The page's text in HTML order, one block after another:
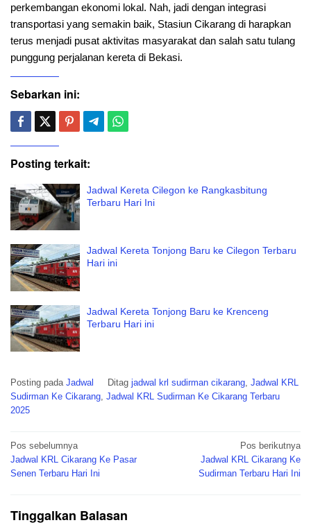
perkembangan ekonomi lokal. Nah, jadi dengan integrasi
transportasi yang semakin baik, Stasiun Cikarang di harapkan
terus menjadi pusat aktivitas masyarakat dan salah satu tulang
punggung perjalanan kereta di Bekasi.
Sebarkan ini:
Posting terkait:
Jadwal Kereta Cilegon ke Rangkasbitung
Terbaru Hari Ini
Jadwal Kereta Tonjong Baru ke Cilegon Terbaru
Hari ini
Jadwal Kereta Tonjong Baru ke Krenceng
Terbaru Hari ini
Posting pada Jadwal Ditag jadwal krl sudirman cikarang, Jadwal KRL
Sudirman Ke Cikarang, Jadwal KRL Sudirman Ke Cikarang Terbaru
2025
Navigasi
pos
Pos sebelumnya
Jadwal KRL Cikarang Ke Pasar
Senen Terbaru Hari Ini
Pos berikutnya
Jadwal KRL Cikarang Ke
Sudirman Terbaru Hari Ini
Tinggalkan Balasan